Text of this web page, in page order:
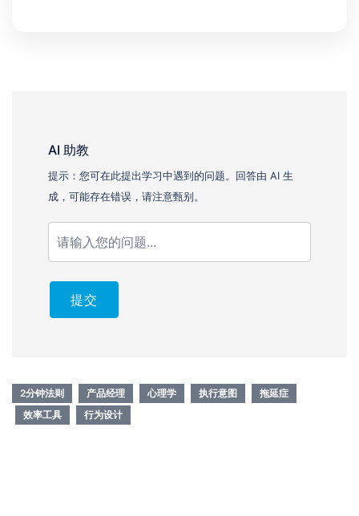
AI 助教
提示：您可在此提出学习中遇到的问题。回答由 AI 生
成，可能存在错误，请注意甄别。
提交
2分钟法则 产品经理 心理学 执行意图
拖延症
效率工具
行为设计